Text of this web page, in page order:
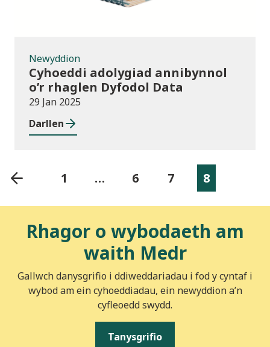
Newyddion
Cyhoeddi adolygiad annibynnol
o’r rhaglen Dyfodol Data
29 Jan 2025
Darllen
1 … 6 7 8
Rhagor o wybodaeth am
waith Medr
Gallwch danysgrifio i ddiweddariadau i fod y cyntaf i
wybod am ein cyhoeddiadau, ein newyddion a’n
cyfleoedd swydd.
Tanysgrifio